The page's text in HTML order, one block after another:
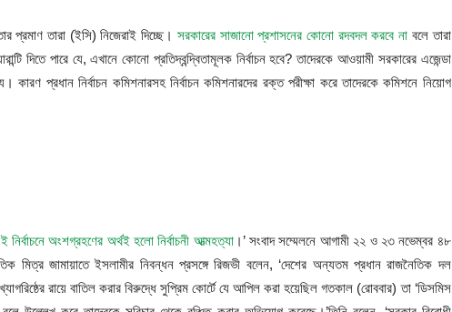
প্রমাণ তারা (ইসি) নিজেরাই দিচ্ছে। সরকারের সাজানো প্রশাসনের কোনো রদবদল করবে না বলে তারা
দিতে পারে যে, এখানে কোনো প্রতিদ্বন্দ্বিতামূলক নির্বাচন হবে? তাদেরকে আওয়ামী সরকারের এজেন্ডা
প্রধান নির্বাচন কমিশনারসহ নির্বাচন কমিশনারদের রক্ত পরীক্ষা করে তাদেরকে কমিশনে নিয়োগ
নির্বাচনে অংশগ্রহণের অর্থই হলো নির্বাচনী আত্মহত্যা।’ সংবাদ সম্মেলনে আগামী ২২ ও ২৩ নভেম্বর ৪৮
মিত্র জামায়াতে ইসলামীর নিবন্ধন প্রসঙ্গে রিজভী বলেন, ‘দেশের অন্যতম প্রধান রাজনৈতিক দল
রায়ে বাতিল করার বিরুদ্ধে সুপ্রিম কোর্টে যে আপিল করা হয়েছিল গতকাল (রোববার) তা ‘ডিসমিস